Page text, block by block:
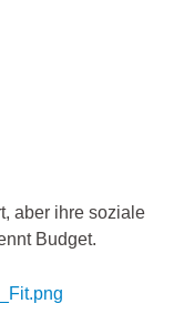
aber ihre soziale
Budget.